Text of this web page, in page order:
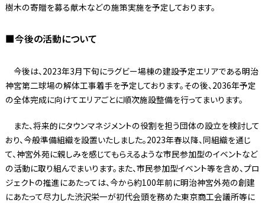
樹木の寄贈を募る献木などの施策実施を予定しております。
■今後の活動について
今後は、2023年3月下旬にラグビー場棟の建設予定エリアである明治
神宮第二球場の解体工事着手を予定しております。その後、2036年予定
の全体完成に向けてエリアごとに順次施設整備を行ってまいります。
また、将来的にタウンマネジメントの役割を担う団体の設立を検討して
おり、今般準備組織を設置いたしました。2023年春以降、同組織を通じ
て、神宮外苑に親しみを感じてもらえるような市民参加型のイベントなど
の活動に取り組んでまいります。また、市民参加型イベント等を含め、プロ
ジェクトの推進にあたっては、今から約100年前に明治神宮外苑の創建
にあたって尽力した渋沢栄一が初代会頭を務めた東京商工会議所等に